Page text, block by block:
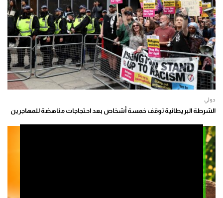
دولي
الشرطة البريطانية توقف خمسة أشخاص بعد احتجاجات مناهضة للمهاجرين